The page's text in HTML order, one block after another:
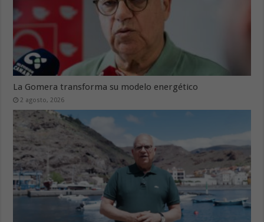
La Gomera transforma su modelo energético
2 agosto, 2026